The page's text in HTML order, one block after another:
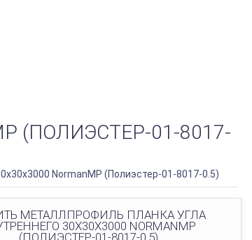
(ПОЛИЭСТЕР-01-8017-
NormanMP (Полиэстер-01-8017-0.5)
МЕТАЛЛПРОФИЛЬ ПЛАНКА УГЛА
30Х30Х3000 NORMANMP
(ПОЛИЭСТЕР-01-8017-0.5)